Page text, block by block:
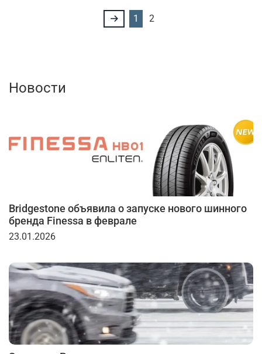
1 2
Новости
Bridgestone объявила о запуске нового шинного
бренда Finessa в феврале
23.01.2026